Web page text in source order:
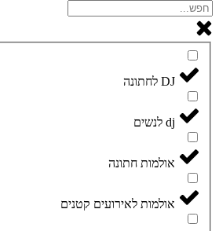
DJ לחתונה
dj לנשים
אולמות חתונה
אולמות לאירועים קטנים